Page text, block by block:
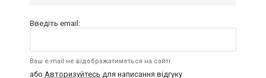
Введіть email:
Ваш e-mail не відображатиметься на сайті
або Авторизуйтесь для написання відгуку